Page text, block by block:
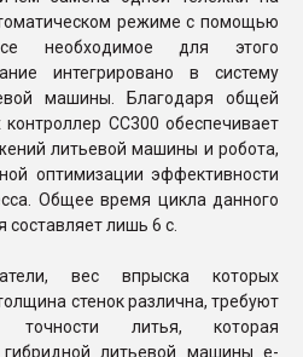
режиме с помощью
необходимое для этого
интегрировано в систему
машины. Благодаря общей
СС300 обеспечивает
литьевой машины и робота,
оптимизации эффективности
Общее время цикла данного
составляет лишь 6 с.
вес впрыска которых
стенок различна, требуют
точности литья, которая
гибридной литьевой машины e-